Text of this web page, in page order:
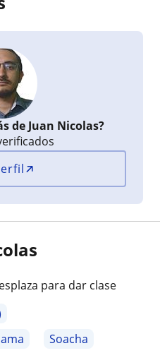
de Juan Nicolas?
para dar clase
Soacha